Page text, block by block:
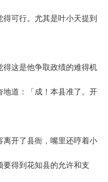
可行。尤其是叶小天提到
这是他争取政绩的难得机
道：「成！本县准了。开
开了县衙，嘴里还哼着小
得到花知县的允许和支